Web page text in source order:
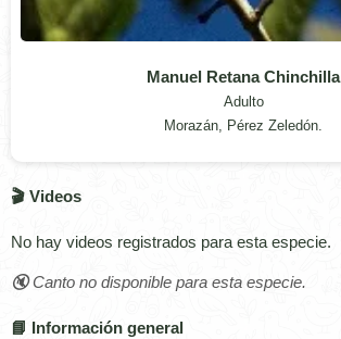
Manuel Retana Chinchilla
Adulto
Morazán, Pérez Zeledón.
🎬 Videos
No hay videos registrados para esta especie.
🔇 Canto no disponible para esta especie.
📘 Información general